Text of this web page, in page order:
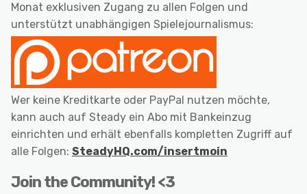
Monat exklusiven Zugang zu allen Folgen und
unterstützt unabhängigen Spielejournalismus:
Wer keine Kreditkarte oder PayPal nutzen möchte,
kann auch auf Steady ein Abo mit Bankeinzug
einrichten und erhält ebenfalls kompletten Zugriff auf
alle Folgen: SteadyHQ.com/insertmoin
Join the Community! <3